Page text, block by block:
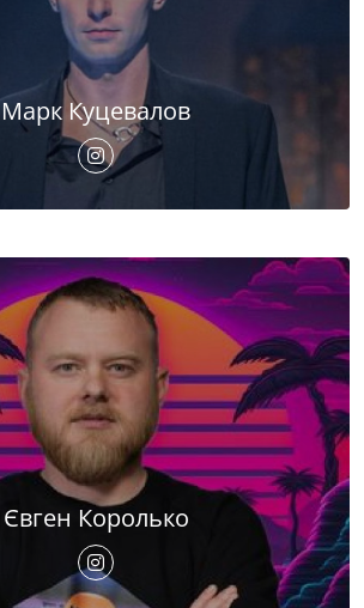
Марк Куцевалов
Євген Королько